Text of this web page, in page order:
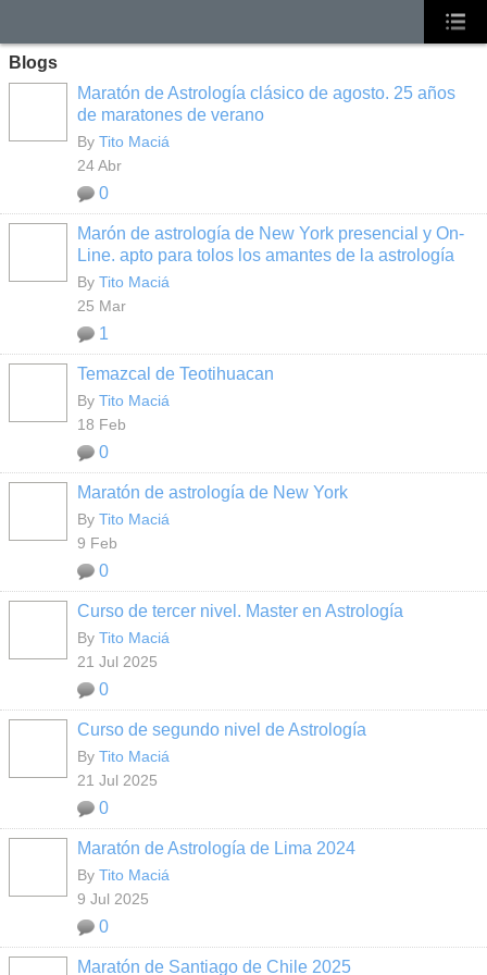
Blogs
Maratón de Astrología clásico de agosto. 25 años
de maratones de verano
By Tito Maciá
24 Abr
0
Marón de astrología de New York presencial y On-
Line. apto para tolos los amantes de la astrología
By Tito Maciá
25 Mar
1
Temazcal de Teotihuacan
By Tito Maciá
18 Feb
0
Maratón de astrología de New York
By Tito Maciá
9 Feb
0
Curso de tercer nivel. Master en Astrología
By Tito Maciá
21 Jul 2025
0
Curso de segundo nivel de Astrología
By Tito Maciá
21 Jul 2025
0
Maratón de Astrología de Lima 2024
By Tito Maciá
9 Jul 2025
0
Maratón de Santiago de Chile 2025